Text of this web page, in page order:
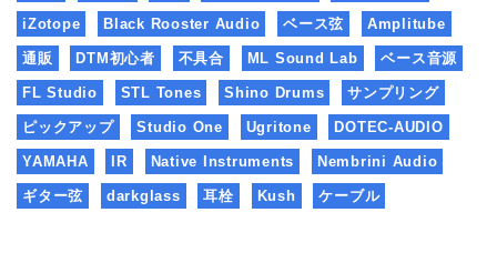
iZotope Black Rooster Audio ベース弦 Amplitube
通販 DTM初心者 不具合 ML Sound Lab ベース音源
FL Studio STL Tones Shino Drums サンプリング
ピックアップ Studio One Ugritone DOTEC-AUDIO
YAMAHA IR Native Instruments Nembrini Audio
ギター弦 darkglass 耳栓 Kush ケーブル